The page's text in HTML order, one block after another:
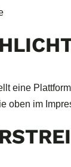
eine
oben im